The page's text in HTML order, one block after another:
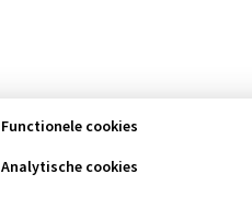
Functionele cookies
Analytische cookies